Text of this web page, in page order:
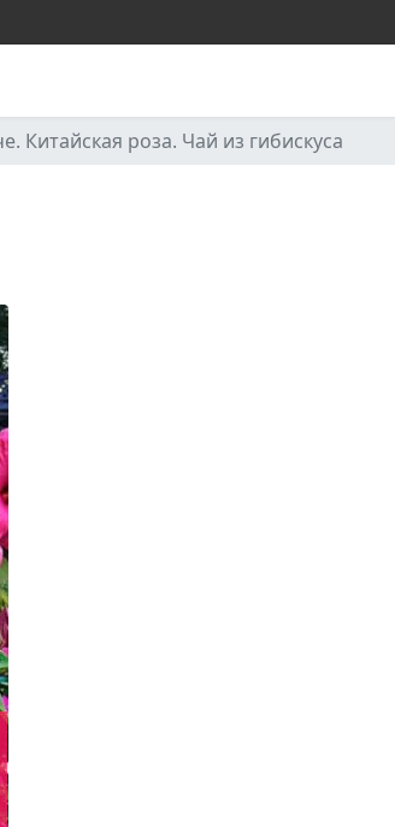
Китайская роза. Чай из гибискуса